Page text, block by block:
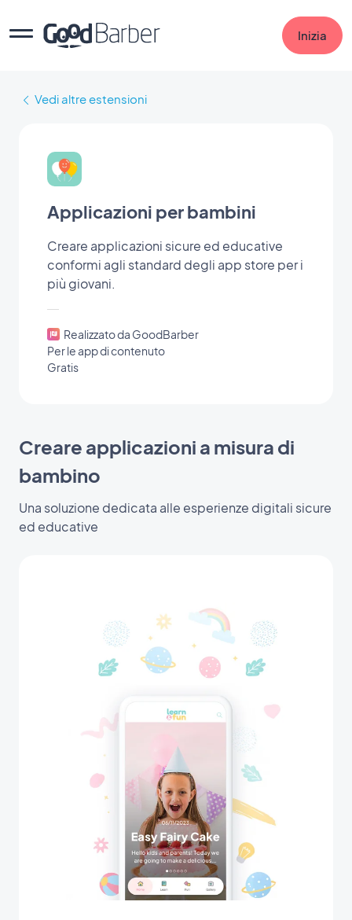
Inizia
Vedi altre estensioni
Applicazioni per bambini
Creare applicazioni sicure ed educative
conformi agli standard degli app store per i
più giovani.
Realizzato da GoodBarber
Per le app di contenuto
Gratis
Creare applicazioni a misura di
bambino
Una soluzione dedicata alle esperienze digitali sicure
ed educative